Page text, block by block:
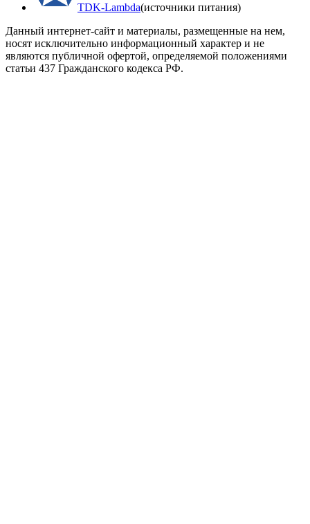
TDK-Lambda(источники питания)
Данный интернет-сайт и материалы, размещенные на нем,
носят исключительно информационный характер и не
являются публичной офертой, определяемой положениями
статьи 437 Гражданского кодекса РФ.